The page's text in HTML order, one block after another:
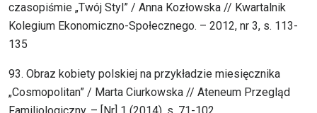
czasopiśmie „Twój Styl” / Anna Kozłowska // Kwartalnik
Kolegium Ekonomiczno-Społecznego. – 2012, nr 3, s. 113-
135
93. Obraz kobiety polskiej na przykładzie miesięcznika
„Cosmopolitan” / Marta Ciurkowska // Ateneum Przegląd